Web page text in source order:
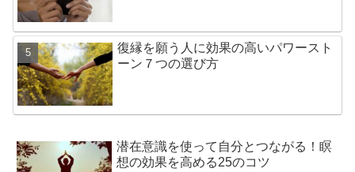
復縁を願う人に効果の高いパワースト
ーン７つの選び方
潜在意識を使って自分とつながる！瞑
想の効果を高める25のコツ